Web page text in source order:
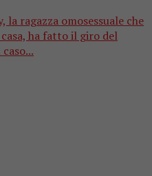
la ragazza omosessuale che
ha fatto il giro del